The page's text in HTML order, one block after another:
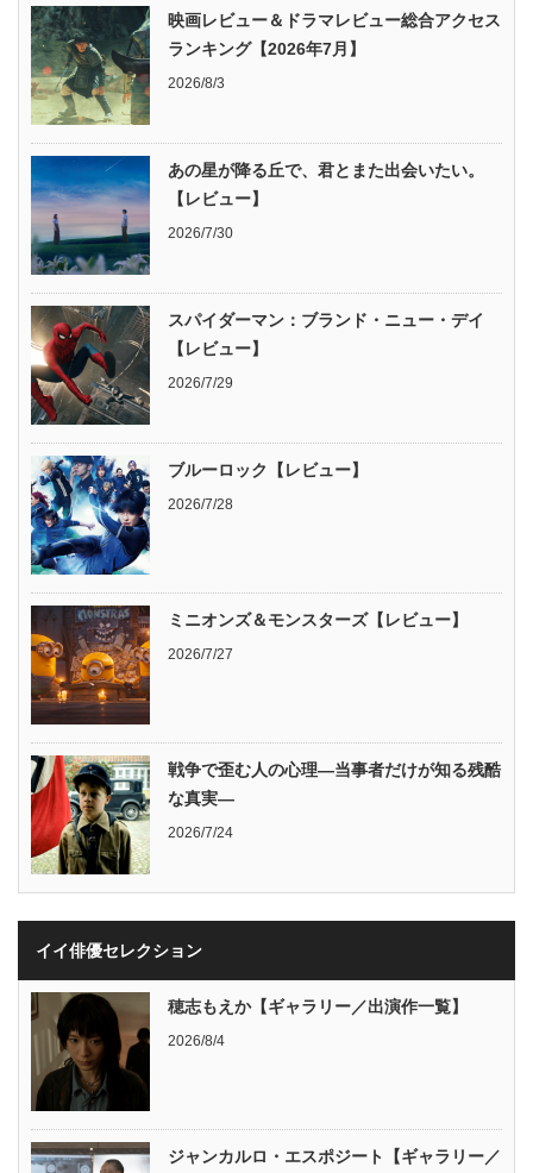
映画レビュー＆ドラマレビュー総合アクセス
ランキング【2026年7月】
2026/8/3
あの星が降る丘で、君とまた出会いたい。
【レビュー】
2026/7/30
スパイダーマン：ブランド・ニュー・デイ
【レビュー】
2026/7/29
ブルーロック【レビュー】
2026/7/28
ミニオンズ＆モンスターズ【レビュー】
2026/7/27
戦争で歪む人の心理―当事者だけが知る残酷
な真実―
2026/7/24
イイ俳優セレクション
穂志もえか【ギャラリー／出演作一覧】
2026/8/4
ジャンカルロ・エスポジート【ギャラリー／